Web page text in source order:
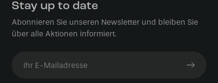
Stay up to date
Abonnieren Sie unseren Newsletter und bleiben Sie
über alle Aktionen informiert.